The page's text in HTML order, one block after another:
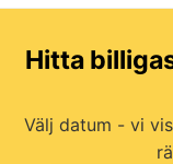
Hitta
Välj datum - vi